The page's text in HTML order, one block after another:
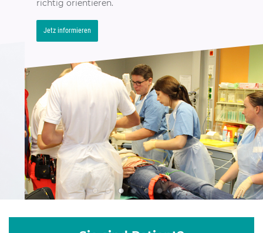
richtig orientieren.
Jetz informieren